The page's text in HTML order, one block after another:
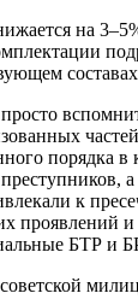
на
порядка в
к
проявлений
БТР и